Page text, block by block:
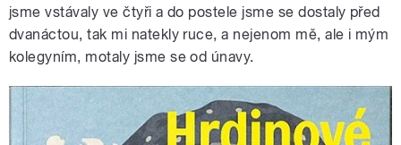
jsme vstávaly ve čtyři a do postele jsme se dostaly před
dvanáctou, tak mi natekly ruce, a nejenom mě, ale i mým
kolegyním, motaly jsme se od únavy.